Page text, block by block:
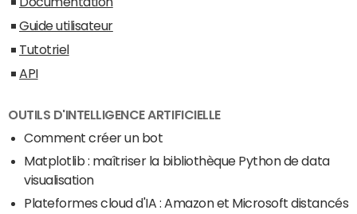
Guide utilisateur
Tutotriel
API
OUTILS D'INTELLIGENCE ARTIFICIELLE
Comment créer un bot
Matplotlib : maîtriser la bibliothèque Python de data
visualisation
Plateformes cloud d'IA : Amazon et Microsoft distancés